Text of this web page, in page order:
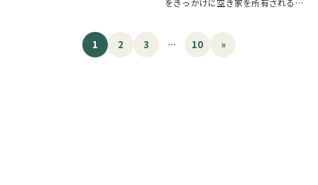
https://www.century21soka.com/st/ をきっかけに空き家を所有される方
を管理できていない」 「遠方に住
んでいるため定期的に様子を見に行
けない」 「売却するか活用するか
1 2 3 … 10 »